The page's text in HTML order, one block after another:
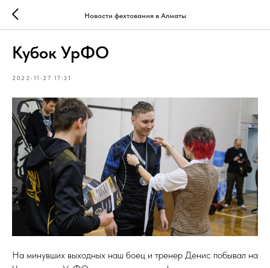
Новости фехтования в Алматы
Кубок УрФО
2022-11-27 17:31
На минувших выходных наш боец и тренер Денис побывал на